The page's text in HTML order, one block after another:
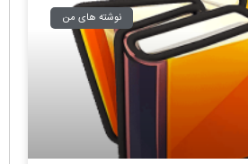
نوشته های من